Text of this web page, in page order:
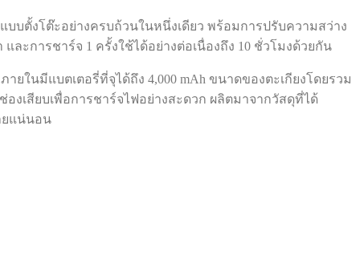
บบตั้งโต๊ะอย่างครบถ้วนในหนึ่งเดียว พร้อมการปรับความสว่าง
ละการชาร์จ 1 ครั้งใช้ได้อย่างต่อเนื่องถึง 10 ชั่วโมงด้วยกัน
ในมีแบตเตอรี่ที่จุได้ถึง 4,000 mAh ขนาดของตะเกียงโดยรวม
งเสียบเพื่อการชาร์จไฟอย่างสะดวก ผลิตมาจากวัสดุที่ได้
ยแน่นอน